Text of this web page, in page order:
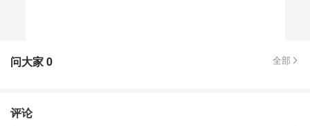
问大家0 全部
评论